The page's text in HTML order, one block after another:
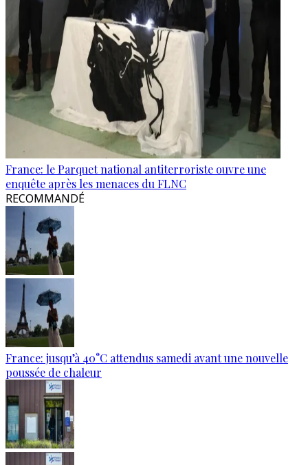
France: le Parquet national antiterroriste ouvre une
enquête après les menaces du FLNC
RECOMMANDÉ
France: jusqu’à 40°C attendus samedi avant une nouvelle
poussée de chaleur